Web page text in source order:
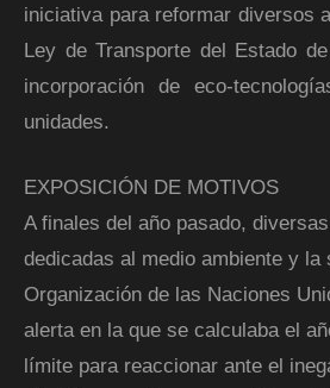
iniciativa para reformar diversos
Ley de Transporte del Estado
incorporación de eco-
unidades.
EXPOSICIÓN DE MOTIVOS
A finales del año pasado,
dedicadas al medio ambiente y la
Organización de las Naciones
alerta en la que se calculaba el
límite para reaccionar ante el